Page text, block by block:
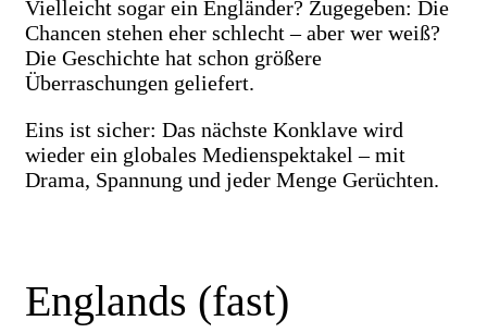
Vielleicht sogar ein Engländer? Zugegeben: Die
Chancen stehen eher schlecht – aber wer weiß?
Die Geschichte hat schon größere
Überraschungen geliefert.
Eins ist sicher: Das nächste Konklave wird
wieder ein globales Medienspektakel – mit
Drama, Spannung und jeder Menge Gerüchten.
Englands (fast)